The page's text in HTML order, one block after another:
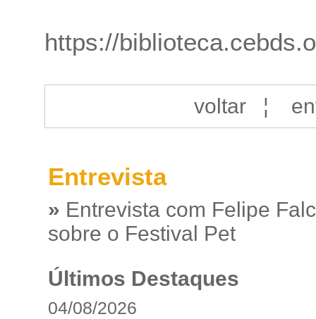
https://
voltar¦
Entrevista
» Entrevista com Felipe
sobre o Festival Pet
Últimos Destaques
04/08/2026